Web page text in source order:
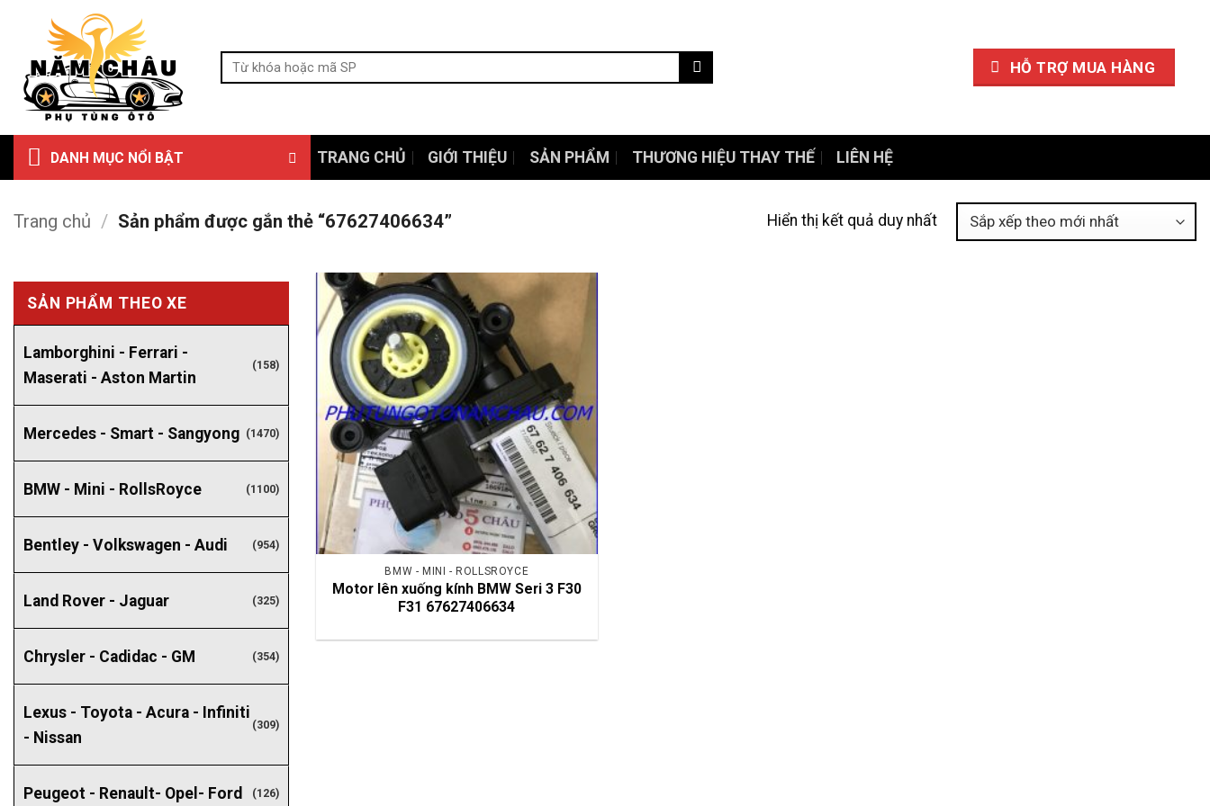
dung
Tìm
HỖ TRỢ MUA HÀNG
DANH MỤC NỔI BẬT TRANG CHỦ GIỚI THIỆU SẢN PHẨM THƯƠNG HIỆU THAY THẾ LIÊN HỆ
Trang chủ / Sản phẩm được gắn thẻ “67627406634” Hiển thị kết quả duy nhất
SẢN PHẨM THEO XE
Lamborghini - Ferrari -
Maserati - Aston Martin
(158)
Mercedes - Smart - Sangyong (1470)
BMW - Mini - RollsRoyce (1100)
Bentley - Volkswagen - Audi (954)
Land Rover - Jaguar (325)
Chrysler - Cadidac - GM (354)
Lexus - Toyota - Acura - Infiniti
- Nissan
(309)
Peugeot - Renault- Opel- Ford (126)
BMW - MINI - ROLLSROYCE
Motor lên xuống kính BMW Seri 3 F30
F31 67627406634